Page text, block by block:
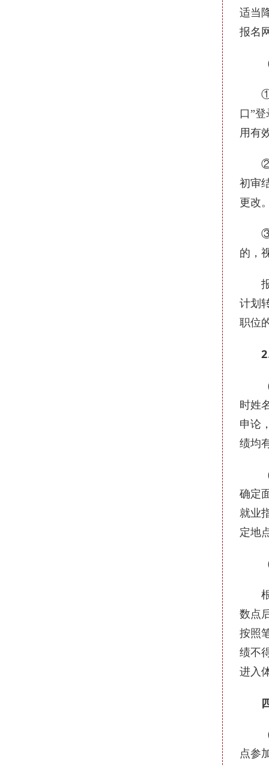
适当
报名
（2
①提
口”
用有
②查
初审
更改
③报
的，
报
计划
职位
2
（1
时姓
申论
绩均
（2
确定
就业
定地
（3
根
数点
按照
绩不
进入
四
（
点参